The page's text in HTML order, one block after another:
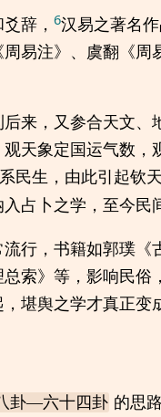
辞， 6汉易之著名
易注》、虞翻《周
来，又参合天文、
天象定国运气数，
民生，由此引起钦
占卜之学，至今民
行，书籍如郭璞《
索》等，影响民俗
堪舆之学才真正变
卦—六十四卦 的思